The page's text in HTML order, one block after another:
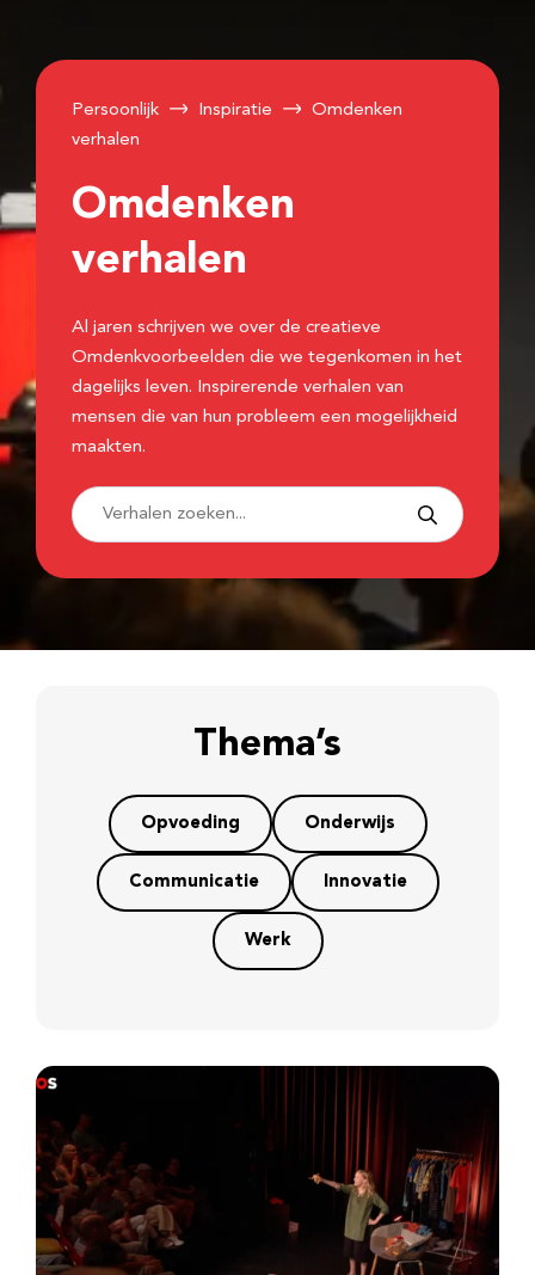
Persoonlijk Inspiratie
Omdenken
verhalen
Omdenken
verhalen
Al jaren schrijven we over de creatieve
Omdenkvoorbeelden die we tegenkomen in het
dagelijks leven. Inspirerende verhalen van
mensen die van hun probleem een mogelijkheid
maakten.
Thema’s
Opvoeding Onderwijs
Communicatie Innovatie
Werk